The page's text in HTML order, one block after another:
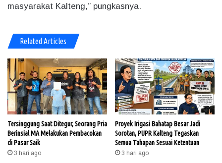
masyarakat Kalteng,” pungkasnya.
Related Articles
Tersinggung Saat Ditegur, Seorang Pria
Berinsial MA Melakukan Pembacokan
di Pasar Saik
3 hari ago
Proyek Irigasi Bahatap Besar Jadi
Sorotan, PUPR Kalteng Tegaskan
Semua Tahapan Sesuai Ketentuan
3 hari ago